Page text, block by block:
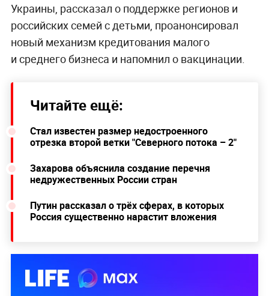
Украины, рассказал о поддержке регионов и
российских семей с детьми, проанонсировал
новый механизм кредитования малого
и среднего бизнеса и напомнил о вакцинации.
Читайте ещё:
Стал известен размер недостроенного
отрезка второй ветки "Северного потока – 2"
Захарова объяснила создание перечня
недружественных России стран
Путин рассказал о трёх сферах, в которых
Россия существенно нарастит вложения